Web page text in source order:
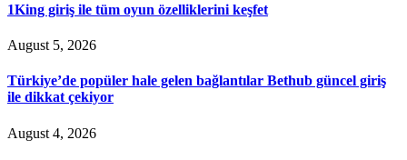
1King giriş ile tüm oyun özelliklerini keşfet
August 5, 2026
Türkiye’de popüler hale gelen bağlantılar Bethub güncel giriş
ile dikkat çekiyor
August 4, 2026